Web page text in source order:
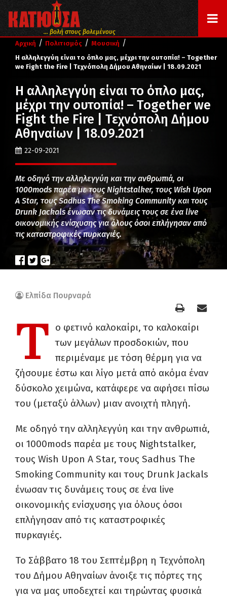
... βολή στους βολεμένους
Αρχική / Πολιτισμός / Μουσική /
Η αλληλεγγύη είναι το όπλο μας, μέχρι την ουτοπία! – Together
we Fight the Fire | Τεχνόπολη Δήμου Αθηναίων | 18.09.2021
Η αλληλεγγύη είναι το όπλο μας,
μέχρι την ουτοπία! – Together we
Fight the Fire | Τεχνόπολη Δήμου
Αθηναίων | 18.09.2021
22-09-2021
Με οδηγό την αλληλεγγύη και την ανθρωπιά, οι
1000mods παρέα με τους Nightstalker, τους Wish Upon
A Star, τους Sadhus The Smoking Community και τους
Drunk Jackals ένωσαν τις δυνάμεις τους σε ένα live
οικονομικής ενίσχυσης για όλους όσοι επλήγησαν από
τις καταστροφικές πυρκαγιές.
Ελπίδα Πουρναρά
Τ
ο φετινό καλοκαίρι, το καλοκαίρι
των μεγάλων προσδοκιών, που
περιμέναμε με τόση θέρμη για να
ζήσουμε έστω και λίγο μετά από ακόμα έναν
δύσκολο χειμώνα, κατάφερε να αφήσει πίσω
του (μεταξύ άλλων) μιαν ανοιχτή πληγή.
Με οδηγό την αλληλεγγύη και την ανθρωπιά,
οι 1000mods παρέα με τους Nightstalker,
τους Wish Upon A Star, τους Sadhus The
Smoking Community και τους Drunk Jackals
ένωσαν τις δυνάμεις τους σε ένα live
οικονομικής ενίσχυσης για όλους όσοι
επλήγησαν από τις καταστροφικές
πυρκαγιές.
Το Σάββατο 18 του Σεπτέμβρη η Τεχνόπολη
του Δήμου Αθηναίων άνοιξε τις πόρτες της
για να μας υποδεχτεί και τηρώντας φυσικά